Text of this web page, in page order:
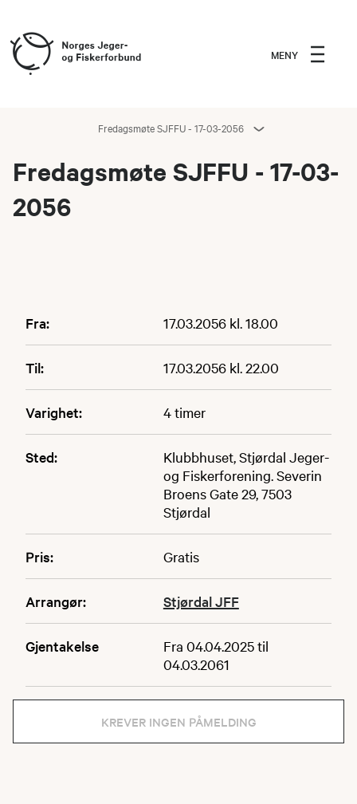
MENY
Fredagsmøte SJFFU - 17-03-2056
Fredagsmøte SJFFU - 17-03-
2056
Fra: 17.03.2056 kl. 18.00
Til: 17.03.2056 kl. 22.00
Varighet: 4 timer
Sted:
Klubbhuset, Stjørdal Jeger-
og Fiskerforening. Severin
Broens Gate 29, 7503
Stjørdal
Pris: Gratis
Arrangør: Stjørdal JFF
Gjentakelse
Fra 04.04.2025 til
04.03.2061
KREVER INGEN PÅMELDING